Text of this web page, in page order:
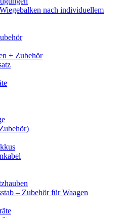
nach individuellem
+ Zubehör
– Zubehör für Waagen